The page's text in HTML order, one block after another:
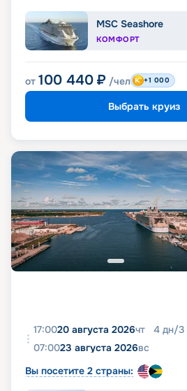
MSC Seashore
КОМФОРТ
от 100 440 ₽ /чел +1 000
Выбрать круиз
17:0020 августа 2026чт 4 дн/3
07:0023 августа 2026вс
Вы посетите 2 страны: